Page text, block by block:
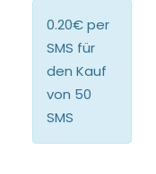
0.20€ per
SMS für
den Kauf
von 50
SMS